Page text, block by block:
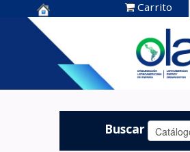
Centro de
Documentación
OLADE -
Carrito
Buscar